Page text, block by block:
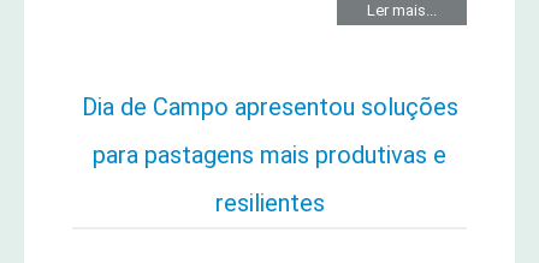
Ler mais...
Dia de Campo apresentou soluções
para pastagens mais produtivas e
resilientes